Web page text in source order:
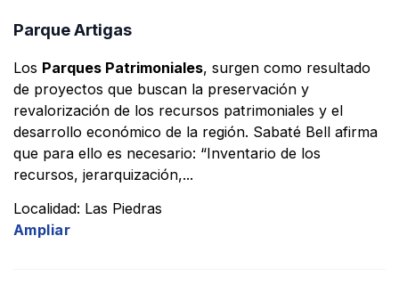
Parque Artigas
Los Parques Patrimoniales, surgen como resultado
de proyectos que buscan la preservación y
revalorización de los recursos patrimoniales y el
desarrollo económico de la región. Sabaté Bell afirma
que para ello es necesario: “Inventario de los
recursos, jerarquización,...
Localidad: Las Piedras
Ampliar